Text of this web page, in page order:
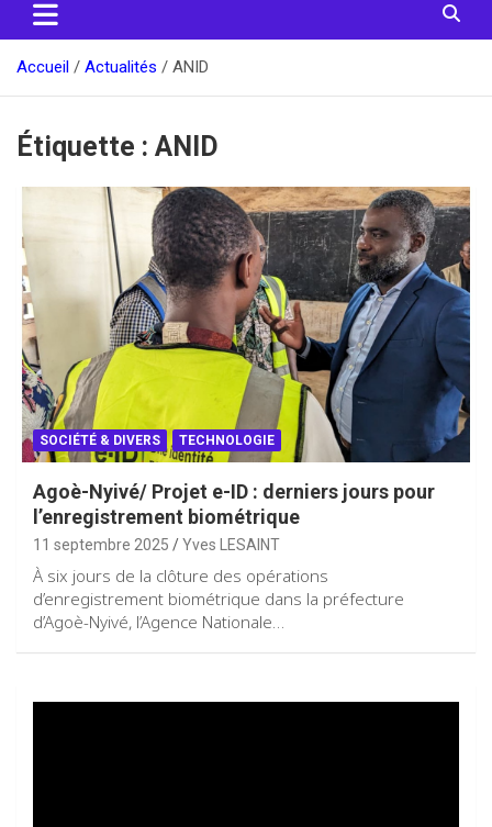
Accueil Actualités ANID
Étiquette : ANID
SOCIÉTÉ & DIVERS TECHNOLOGIE
Agoè-Nyivé/ Projet e-ID : derniers jours pour
l’enregistrement biométrique
11 septembre 2025 Yves LESAINT
À six jours de la clôture des opérations
d’enregistrement biométrique dans la préfecture
d’Agoè-Nyivé, l’Agence Nationale…